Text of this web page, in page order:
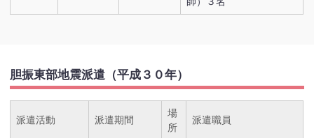
胆振東部地震派遣（平成３０年）
派遣活動 派遣期間
場
所
派遣職員